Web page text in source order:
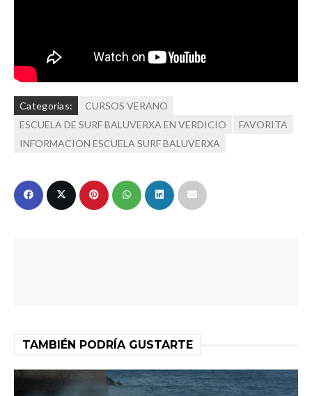
Categorías:
CURSOS VERANO
ESCUELA DE SURF BALUVERXA EN VERDICIO
FAVORITA
INFORMACION ESCUELA SURF BALUVERXA
TAMBIÉN PODRÍA GUSTARTE